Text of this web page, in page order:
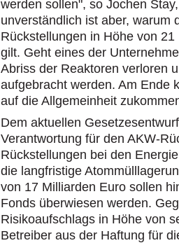
werden sollen", so Jochen
unverständlich ist aber, warum
Rückstellungen in Höhe von
gilt. Geht eines der
Abriss der Reaktoren verloren
aufgebracht werden. Am Ende
auf die Allgemeinheit
Dem aktuellen
Verantwortung für den AKW-
Rückstellungen bei den
die langfristige
von 17 Milliarden Euro sollen
Fonds überwiesen werden.
Risikoaufschlags in Höhe von
Betreiber aus der Haftung für